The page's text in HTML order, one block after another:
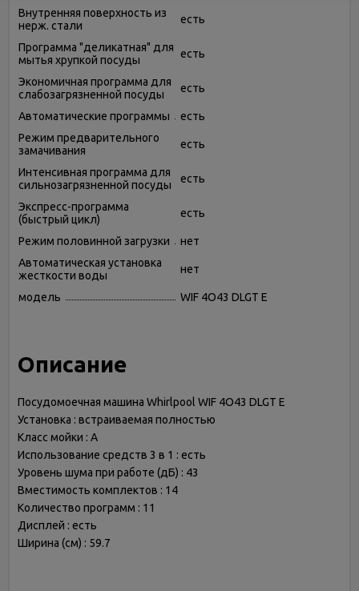
Внутренняя поверхность из
нерж. стали
есть
Программа "деликатная" для
мытья хрупкой посуды
есть
Экономичная программа для
слабозагрязненной посуды
есть
Автоматические программы
есть
Режим предварительного
замачивания
есть
Интенсивная программа для
сильнозагрязненной посуды
есть
Экспресс-программа
(быстрый цикл)
есть
Режим половинной загрузки
нет
Автоматическая установка
жесткости воды
нет
модель WIF 4O43 DLGT E
Описание
Посудомоечная машина Whirlpool WIF 4O43 DLGT E
Установка : встраиваемая полностью
Класс мойки : A
Использование средств 3 в 1 : есть
Уровень шума при работе (дБ) : 43
Вместимость комплектов : 14
Количество программ : 11
Дисплей : есть
Ширина (см) : 59.7